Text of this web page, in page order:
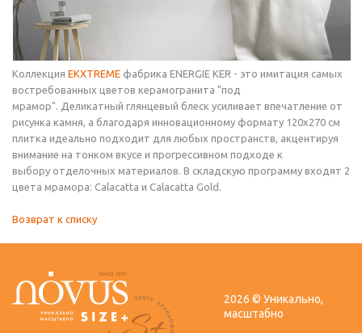
Коллекция EKXTREME фабрика ENERGIE KER - это имитация самых
востребованных цветов керамогранита "под
мрамор". Деликатный глянцевый блеск усиливает впечатление от
рисунка камня, а благодаря инновационному формату 120х270 см
плитка идеально подходит для любых пространств, акцентируя
внимание на тонком вкусе и прогрессивном подходе к
выбору отделочных материалов. В складскую программу входят 2
цвета мрамора: Calacatta и Calacatta Gold.
Возврат к списку
2026 © Уникально,
масштабно